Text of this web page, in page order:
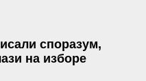
споразум,
на изборе